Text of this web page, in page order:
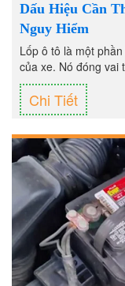
Dấu Hiệu Cần
Nguy Hiểm
Lốp ô tô là một
của xe. Nó đóng vai
Chi Tiết